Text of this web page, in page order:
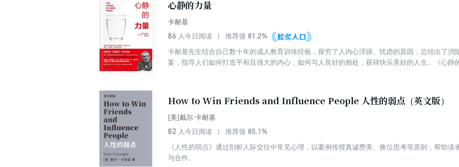
心静的力量
卡耐基
86 人今日阅读 推荐值 81.2%
卡耐基先生结合自己数十年的成人教育训练经验，探究了人内心浮躁、忧虑的原因，总结出了消
案，指导人们如何打造平和且强大的内心，如何与人良好的相处，获得快乐美好的人生。《心静
How to Win Friends and Influence People 人性的弱点（英文版）
[美]戴尔·卡耐基
82 人今日阅读 推荐值 85.1%
《人性的弱点》通过剖析人际交往中常见心理，以案例传授真诚赞美、换位思考等原则，帮助读
与合作。